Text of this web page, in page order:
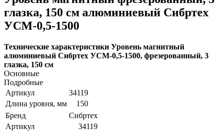
глазка, 150 см алюминиевый Сибртех
УСМ-0,5-1500
Технические характеристики Уровень магнитный
алюминиевый Сибртех УСМ-0,5-1500, фрезерованный, 3
глазка, 150 см
Основные
Подробные
Артикул
34119
Длина уровня, мм
150
Бренд
Сибртех
Артикул
34119